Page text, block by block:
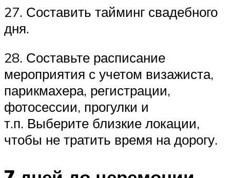
27. Составить тайминг свадебного
дня.
28. Составьте расписание
мероприятия с учетом визажиста,
парикмахера, регистрации,
фотосессии, прогулки и
т.п. Выберите близкие локации,
чтобы не тратить время на дорогу.